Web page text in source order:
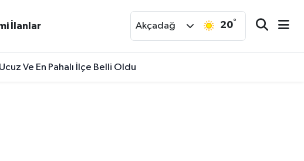
İlanlar Akçadağ 20°
Ve En Pahalı İlçe Belli Oldu